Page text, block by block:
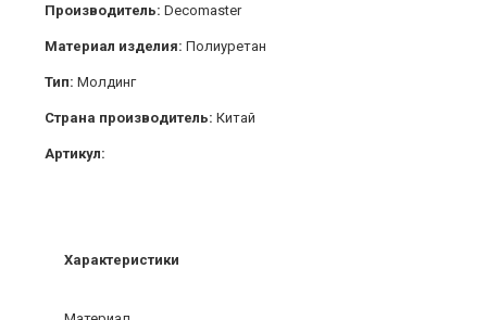
Производитель: Decomaster
Материал изделия: Полиуретан
Тип: Молдинг
Страна производитель: Китай
Артикул:
Характеристики